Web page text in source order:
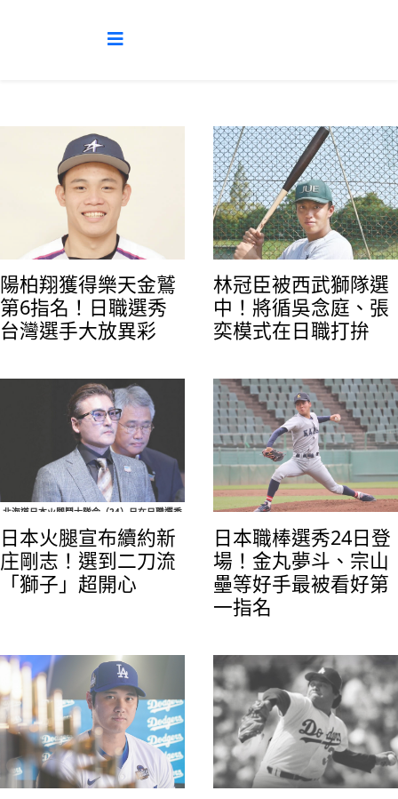
備位置為內野手，腳程快也是他的特色。陽柏
翔在去年參加日職選秀落選，今年捲土重來，
他在經過日本獨立聯盟棒球挑戰聯盟茨城宇宙
行星隊的洗禮後，今天正式圓夢。
陽柏翔獲得樂天金鷲
第6指名！日職選秀
台灣選手大放異彩
林冠臣畢業於光明國中，是廖任磊等人學弟，
（張奕母校）。（圖／西日本體育）
林冠臣被西武獅隊選
中！將循吳念庭、張
奕模式在日職打拚
北海道日本火腿鬥士隊今（24）日在日職選秀
大會中宣布，要跟監督新庄剛志續約，新庄剛
志監督是在2021年秋季接任，加上新的一年任
期，將會是第四年帶領火腿。（圖／報知體
日本火腿宣布續約新
庄剛志！選到二刀流
「獅子」超開心
今年日職選秀最受矚目的就是關西大學的金丸
夢斗投手，目前起碼有6支球團鎖定，如：讀賣
巨人、養樂多燕子、歐力士猛牛加上中日龍、
DeNA等都很有興趣（圖／關西大學推特）
日本職棒選秀24日登
場！金丸夢斗、宗山
壘等好手最被看好第
一指名